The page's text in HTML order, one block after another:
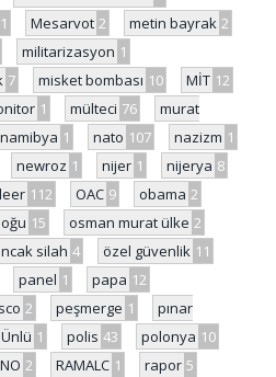
1 Mesarvot 2 metin bayrak 2
militarizasyon 1
7 misket bombası 10 MİT 12
1 mülteci 76
murat
namibya 1 nato 107 nazizm 1
newroz 1 nijer 1 nijerya 8
112 OAC 9 obama 2
15 osman murat ülke 2
silah 4 özel güvenlik 11
panel 1 papa 12
2 peşmerge 1
pınar
1 polis 43 polonya 10
2 RAMALC 1 rapor 5